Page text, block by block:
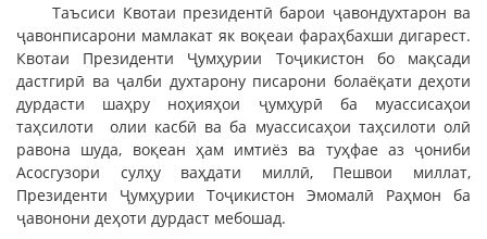
Таъсиси Квотаи президентӣ барои ҷавондухтарон ва
ҷавонписарони мамлакат як воқеаи фараҳбахши дигарест.
Квотаи Президенти Ҷумҳурии Тоҷикистон бо мақсади
дастгирӣ ва ҷалби духтарону писарони болаёқати деҳоти
дурдасти шаҳру ноҳияҳои ҷумҳурӣ ба муассисаҳои
таҳсилоти олии касбӣ ва ба муассисаҳои таҳсилоти олӣ
равона шуда, воқеан ҳам имтиёз ва туҳфае аз ҷониби
Асосгузори сулҳу ваҳдати миллӣ, Пешвои миллат,
Президенти Ҷумҳурии Тоҷикистон Эмомалӣ Раҳмон ба
ҷавонони деҳоти дурдаст мебошад.